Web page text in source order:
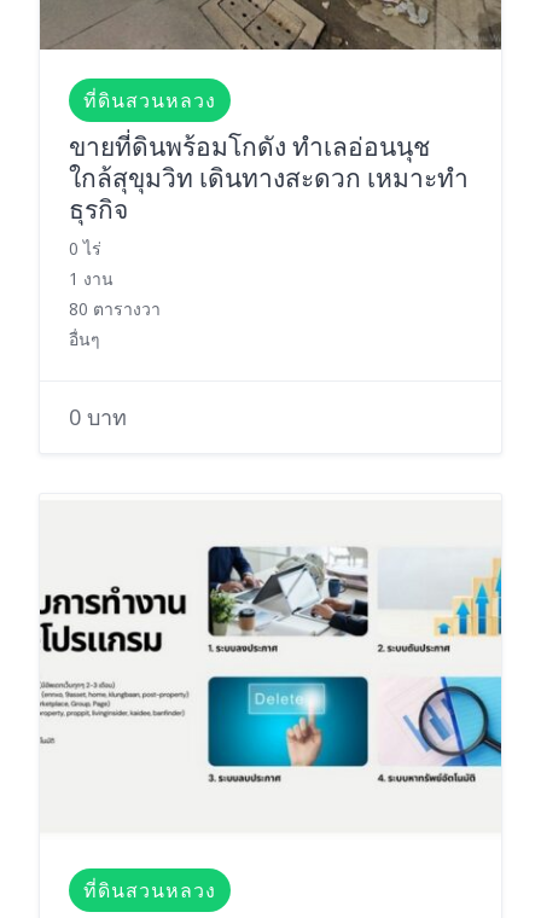
ที่ดินสวนหลวง
ขายที่ดินพร้อมโกดัง ทำเลอ่อนนุช
ใกล้สุขุมวิท เดินทางสะดวก เหมาะทำ
ธุรกิจ
0 ไร่
1 งาน
80 ตารางวา
อื่นๆ
0 บาท
ที่ดินสวนหลวง